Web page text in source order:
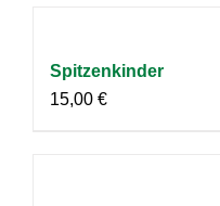
Spitzenkinder
15,00 €